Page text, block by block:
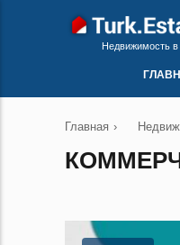
Недвижимость в
Главная ›